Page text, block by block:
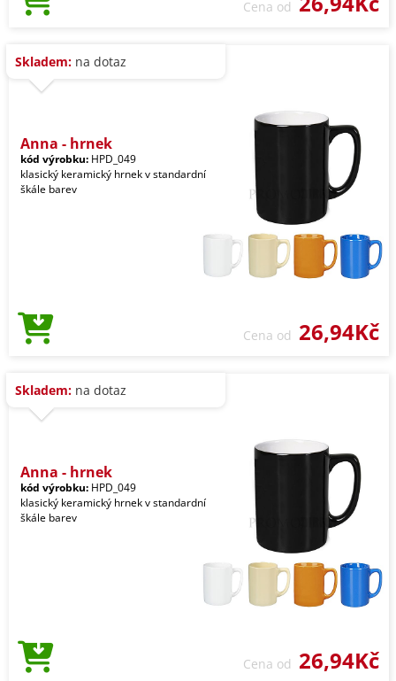
Cena od
Skladem: na dotaz
Anna - hrnek
kód výrobku: HPD_049
klasický keramický hrnek v standardní
škále barev
Cena od 26,94Kč
Skladem: na dotaz
Anna - hrnek
kód výrobku: HPD_049
klasický keramický hrnek v standardní
škále barev
Cena od 26,94Kč